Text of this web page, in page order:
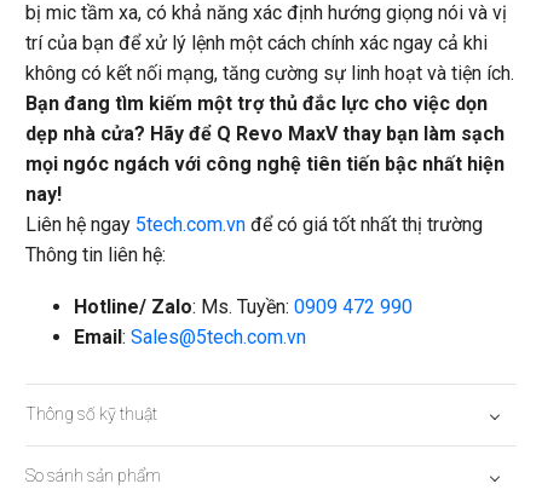
bị mic tầm xa, có khả năng xác định hướng giọng nói và vị
trí của bạn để xử lý lệnh một cách chính xác ngay cả khi
không có kết nối mạng, tăng cường sự linh hoạt và tiện ích.
Bạn đang tìm kiếm một trợ thủ đắc lực cho việc dọn
dẹp nhà cửa? Hãy để Q Revo MaxV thay bạn làm sạch
mọi ngóc ngách với công nghệ tiên tiến bậc nhất hiện
nay!
Liên hệ ngay 5tech.com.vn để có giá tốt nhất thị trường
Thông tin liên hệ:
Hotline/ Zalo: Ms. Tuyền: 0909 472 990
Email: Sales@5tech.com.vn
Thông số kỹ thuật
So sánh sản phẩm